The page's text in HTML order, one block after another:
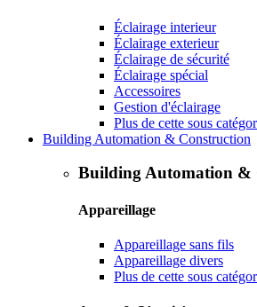
Éclairage interieur
Éclairage exterieur
Éclairage de sécurité
Éclairage spécial
Accessoires
Gestion d'éclairage
Plus de cette sous
Building Automation & Construction
Building Automation &
Appareillage
Appareillage sans fils
Appareillage divers
Plus de cette sous